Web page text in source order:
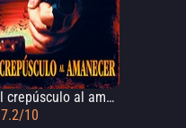
Del crepúsculo al amanecer
7.2/10